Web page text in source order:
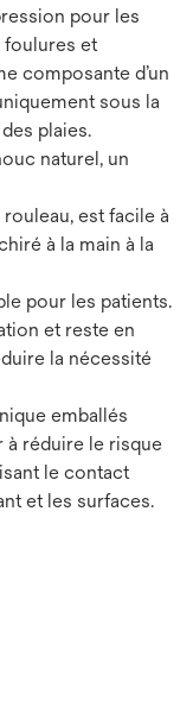
pour les
foulures et
composante d’un
sous la
plaies.
naturel, un
est facile à
à la main à la
pour les patients.
et reste en
la nécessité
emballés
réduire le risque
le contact
et les surfaces.